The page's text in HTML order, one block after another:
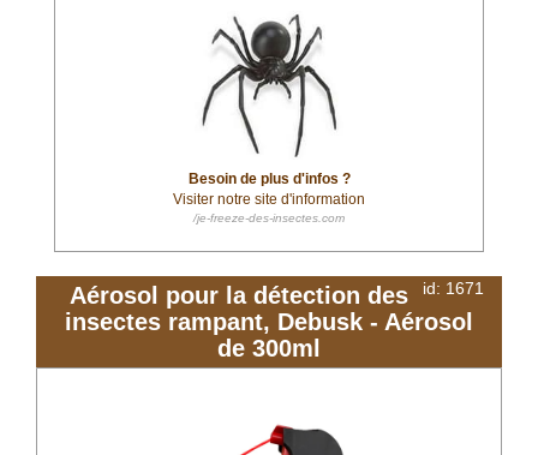
/je-freeze-des-insectes.com
Besoin de plus d'infos ?
Visiter notre site d'information
/je-freeze-des-insectes.com
id: 1671
Aérosol pour la détection des
insectes rampant, Debusk - Aérosol
de 300ml